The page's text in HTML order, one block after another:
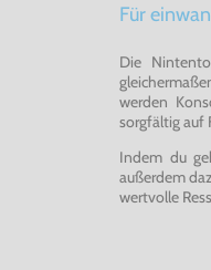
Für
Die
werden
sorgfältig auf
Indem du
außerdem
wertvolle